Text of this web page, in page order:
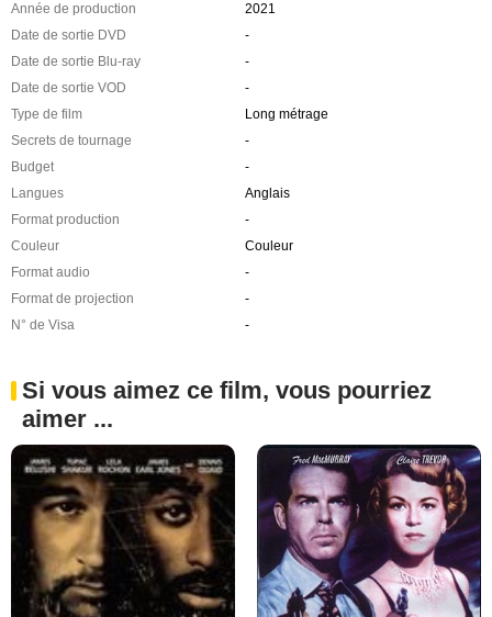
Année de production
2021
Date de sortie DVD
-
Date de sortie Blu-ray
-
Date de sortie VOD
-
Type de film
Long métrage
Secrets de tournage
-
Budget
-
Langues
Anglais
Format production
-
Couleur
Couleur
Format audio
-
Format de projection
-
N° de Visa
-
Si vous aimez ce film, vous pourriez
aimer ...